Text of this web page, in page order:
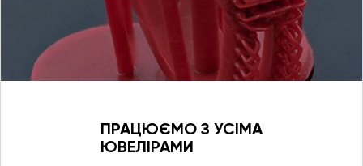
ПРАЦЮЄМО З УСІМА
ЮВЕЛІРАМИ